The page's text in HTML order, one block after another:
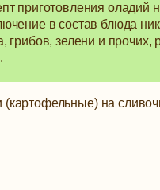
приготовления оладий
в состав блюда
грибов, зелени и прочих,
(картофельные) на